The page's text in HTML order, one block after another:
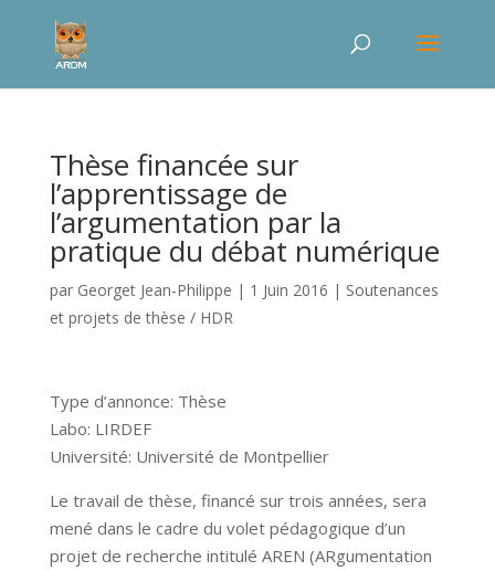
Thèse financée sur
l’apprentissage de
l’argumentation par la
pratique du débat numérique
par Georget Jean-Philippe | 1 Juin 2016 | Soutenances
et projets de thèse / HDR
Type d’annonce: Thèse
Labo: LIRDEF
Université: Université de Montpellier
Le travail de thèse, financé sur trois années, sera
mené dans le cadre du volet pédagogique d’un
projet de recherche intitulé AREN (ARgumentation